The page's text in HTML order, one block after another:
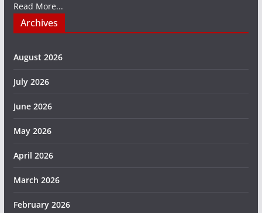
Read More...
Archives
August 2026
July 2026
June 2026
May 2026
April 2026
March 2026
February 2026